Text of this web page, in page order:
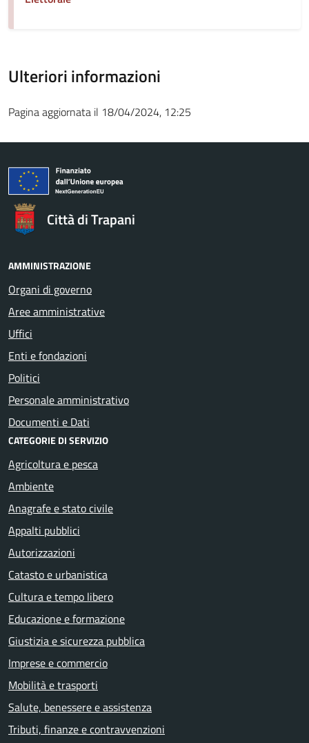
Ulteriori informazioni
Pagina aggiornata il 18/04/2024, 12:25
Città di Trapani
AMMINISTRAZIONE
Organi di governo
Aree amministrative
Uffici
Enti e fondazioni
Politici
Personale amministrativo
Documenti e Dati
CATEGORIE DI SERVIZIO
Agricoltura e pesca
Ambiente
Anagrafe e stato civile
Appalti pubblici
Autorizzazioni
Catasto e urbanistica
Cultura e tempo libero
Educazione e formazione
Giustizia e sicurezza pubblica
Imprese e commercio
Mobilità e trasporti
Salute, benessere e assistenza
Tributi, finanze e contravvenzioni